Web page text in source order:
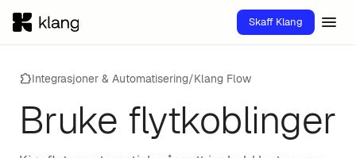
Skaff Klang menu
extensionIntegrasjoner & Automatisering/Klang Flow
Bruke flytkoblinger